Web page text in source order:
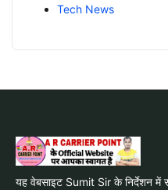
Tech News
यह वेबसाइट Sumit Sir के निर्देशन में